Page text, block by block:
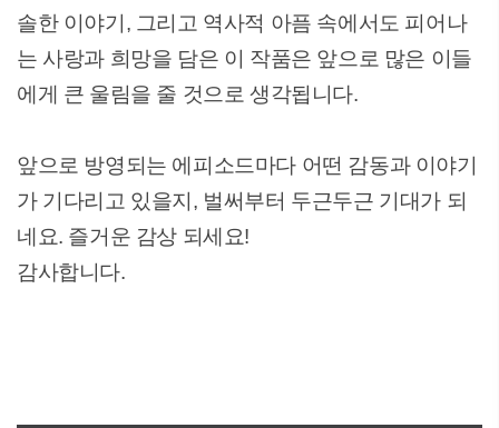
솔한 이야기, 그리고 역사적 아픔 속에서도 피어나
는 사랑과 희망을 담은 이 작품은 앞으로 많은 이들
에게 큰 울림을 줄 것으로 생각됩니다.
앞으로 방영되는 에피소드마다 어떤 감동과 이야기
가 기다리고 있을지, 벌써부터 두근두근 기대가 되
네요. 즐거운 감상 되세요!
감사합니다.